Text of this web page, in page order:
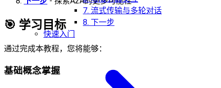
7. 流式传输与多轮对话
8. 下一步
快速入门
🎯 学习目标
通过完成本教程，您将能够：
基础概念掌握